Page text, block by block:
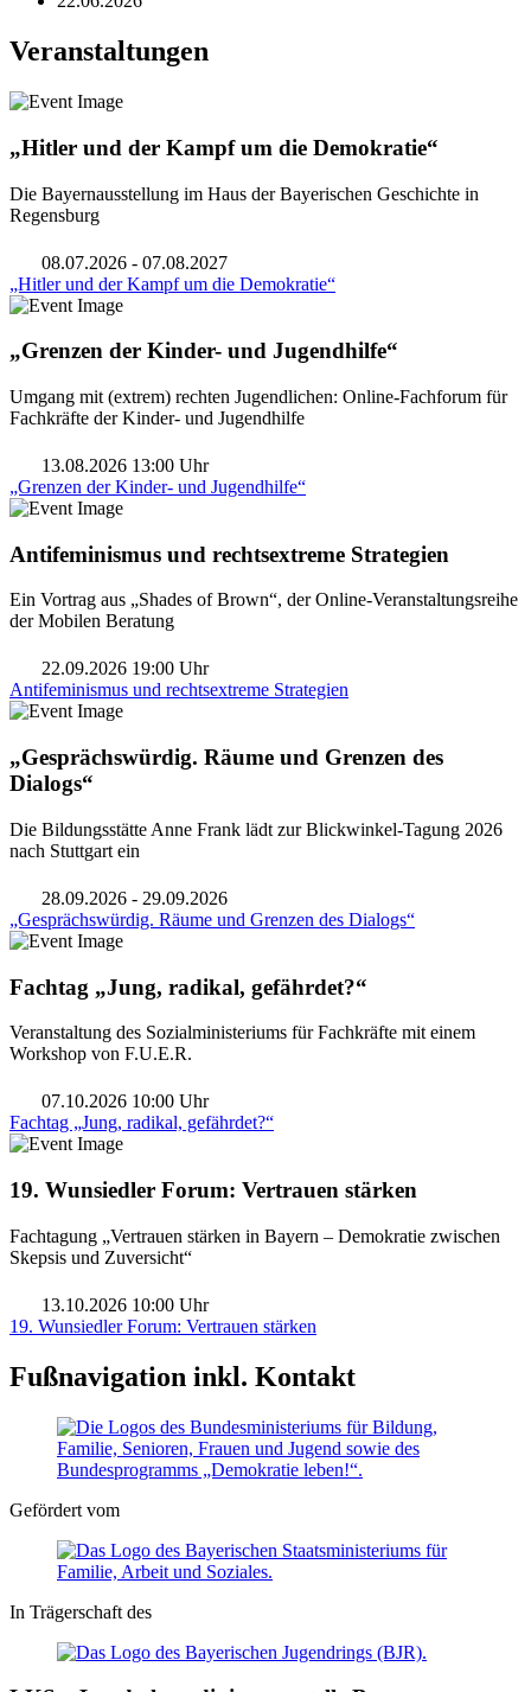
Veranstaltungen
„Hitler und der Kampf um die Demokratie“
Die Bayernausstellung im Haus der Bayerischen Geschichte in
Regensburg
08.07.2026 - 07.08.2027
„Hitler und der Kampf um die Demokratie“
„Grenzen der Kinder- und Jugendhilfe“
Umgang mit (extrem) rechten Jugendlichen: Online-Fachforum für
Fachkräfte der Kinder- und Jugendhilfe
13.08.2026 13:00 Uhr
„Grenzen der Kinder- und Jugendhilfe“
Antifeminismus und rechtsextreme Strategien
Ein Vortrag aus „Shades of Brown“, der Online-Veranstaltungsreihe
der Mobilen Beratung
22.09.2026 19:00 Uhr
Antifeminismus und rechtsextreme Strategien
„Gesprächswürdig. Räume und Grenzen des
Dialogs“
Die Bildungsstätte Anne Frank lädt zur Blickwinkel-Tagung 2026
nach Stuttgart ein
28.09.2026 - 29.09.2026
„Gesprächswürdig. Räume und Grenzen des Dialogs“
Fachtag „Jung, radikal, gefährdet?“
Veranstaltung des Sozialministeriums für Fachkräfte mit einem
Workshop von F.U.E.R.
07.10.2026 10:00 Uhr
Fachtag „Jung, radikal, gefährdet?“
19. Wunsiedler Forum: Vertrauen stärken
Fachtagung „Vertrauen stärken in Bayern – Demokratie zwischen
Skepsis und Zuversicht“
13.10.2026 10:00 Uhr
19. Wunsiedler Forum: Vertrauen stärken
Fußnavigation inkl. Kontakt
Gefördert vom
In Trägerschaft des